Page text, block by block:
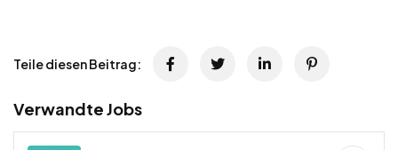
Teile diesen Beitrag:
Verwandte Jobs